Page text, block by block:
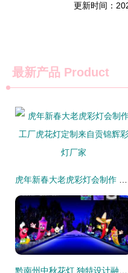
更新时间：
最新产品 Product